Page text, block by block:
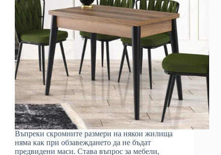
Въпреки скромните размери на някои жилища
няма как при обзавеждането да не бъдат
предвидени маси. Става въпрос за мебели,